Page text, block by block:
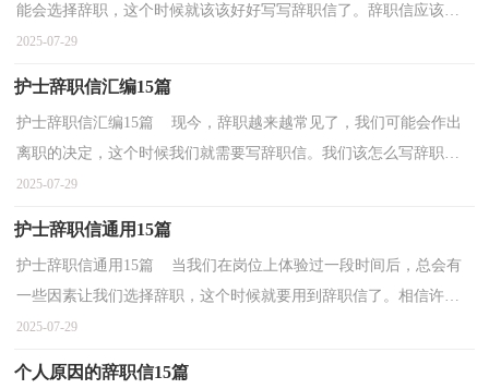
能会选择辞职，这个时候就该该好好写写辞职信了。辞职信应该包
括什么内容?下面是小编为大家收集的助理辞职信，仅供...
2025-07-29
护士辞职信汇编15篇
护士辞职信汇编15篇 现今，辞职越来越常见了，我们可能会作出
离职的决定，这个时候我们就需要写辞职信。我们该怎么写辞职信
呢？以下是小编为大家整理的护士辞职信，欢迎阅读，希望大...
2025-07-29
护士辞职信通用15篇
护士辞职信通用15篇 当我们在岗位上体验过一段时间后，总会有
一些因素让我们选择辞职，这个时候就要用到辞职信了。相信许多
人会觉得辞职信很难写吧，下面是小编精心整理的护士...
2025-07-29
个人原因的辞职信15篇